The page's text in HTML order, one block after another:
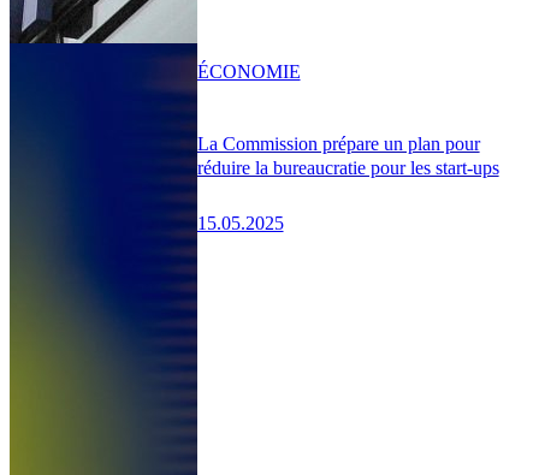
La Commission prépare un plan pour
réduire la bureaucratie pour les start-ups
15.05.2025
ÉCONOMIE